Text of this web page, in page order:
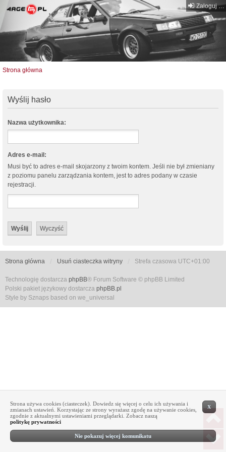
Zaloguj się
Strona główna
Wyślij hasło
Nazwa użytkownika:
Adres e-mail:
Musi być to adres e-mail skojarzony z twoim kontem. Jeśli nie był zmieniany
z poziomu panelu zarządzania kontem, jest to adres podany w czasie
rejestracji.
Strona główna Usuń ciasteczka witryny Strefa czasowa UTC+01:00
Technologię dostarcza phpBB® Forum Software © phpBB Limited
Polski pakiet językowy dostarcza phpBB.pl
Style by Sznaps based on we_universal
X
Strona używa cookies (ciasteczek). Dowiedz się więcej o celu ich używania i
zmianach ustawień. Korzystając ze strony wyrażasz zgodę na używanie cookies,
zgodnie z aktualnymi ustawieniami przeglądarki. Zobacz naszą
politykę prywatności
Nie pokazuj więcej komunikatu